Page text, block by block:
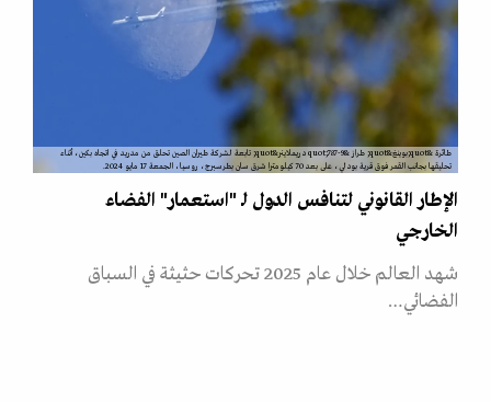
طائرة &quot;بوينغ&quot; طراز &quot;787-9 دريملاينر&quot; تابعة لشركة طيران الصين تحلق من مدريد في اتجاه بكين، أثناء
تحليقها بجانب القمر فوق قرية بودلي، على بعد 70 كيلومترا شرق سان بطرسبرج، روسيا، الجمعة 17 مايو 2024.
الإطار القانوني لتنافس الدول لـ "استعمار" الفضاء
الخارجي
شهد العالم خلال عام 2025 تحركات حثيثة في السباق
الفضائي…